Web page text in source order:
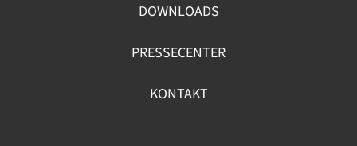
DOWNLOADS
PRESSECENTER
KONTAKT